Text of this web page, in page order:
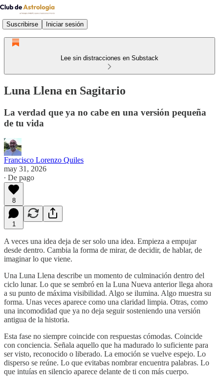
Suscribirse Iniciar sesión
Lee sin distracciones en Substack
Luna Llena en Sagitario
La verdad que ya no cabe en una versión pequeña
de tu vida
Francisco Lorenzo Quiles
may 31, 2026
∙ De pago
8
1
A veces una idea deja de ser solo una idea. Empieza a empujar
desde dentro. Cambia la forma de mirar, de decidir, de hablar, de
imaginar lo que viene.
Una Luna Llena describe un momento de culminación dentro del
ciclo lunar. Lo que se sembró en la Luna Nueva anterior llega ahora
a su punto de máxima visibilidad. Algo se ilumina. Algo muestra su
forma. Unas veces aparece como una claridad limpia. Otras, como
una incomodidad que ya no deja seguir sosteniendo una versión
antigua de la historia.
Esta fase no siempre coincide con respuestas cómodas. Coincide
con conciencia. Señala aquello que ha madurado lo suficiente para
ser visto, reconocido o liberado. La emoción se vuelve espejo. Lo
disperso se reúne. Lo que evitabas nombrar encuentra palabras. Lo
que intuías en silencio aparece delante de ti con más cuerpo.